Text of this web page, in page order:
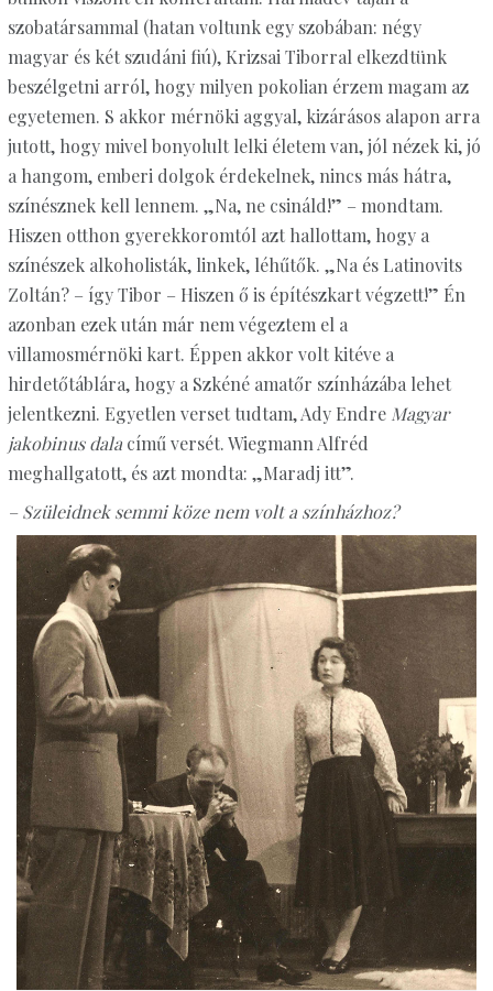
szobatársammal (hatan voltunk egy szobában: négy
magyar és két szudáni fiú), Krizsai Tiborral elkezdtünk
beszélgetni arról, hogy milyen pokolian érzem magam az
egyetemen. S akkor mérnöki aggyal, kizárásos alapon arra
jutott, hogy mivel bonyolult lelki életem van, jól nézek ki, jó
a hangom, emberi dolgok érdekelnek, nincs más hátra,
színésznek kell lennem. „Na, ne csináld!” – mondtam.
Hiszen otthon gyerekkoromtól azt hallottam, hogy a
színészek alkoholisták, linkek, léhűtők. „Na és Latinovits
Zoltán? – így Tibor – Hiszen ő is építészkart végzett!” Én
azonban ezek után már nem végeztem el a
villamosmérnöki kart. Éppen akkor volt kitéve a
hirdetőtáblára, hogy a Szkéné amatőr színházába lehet
jelentkezni. Egyetlen verset tudtam, Ady Endre Magyar
jakobinus dalacímű versét. Wiegmann Alfréd
meghallgatott, és azt mondta: „Maradj itt”.
– Szüleidnek semmi köze nem volt a színházhoz?